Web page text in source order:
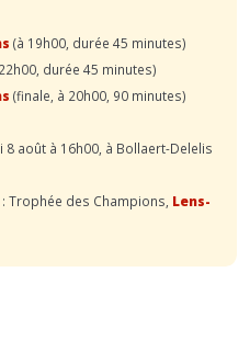
(à 19h00, durée 45 minutes)
durée 45 minutes)
(finale, à 20h00, 90 minutes)
8 août à 16h00, à Bollaert-Delelis
: Trophée des Champions, Lens-